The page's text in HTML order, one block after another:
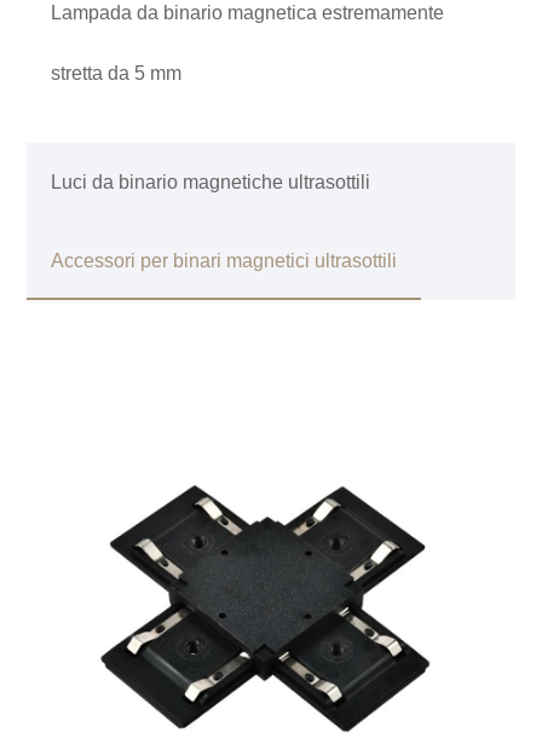
Lampada da binario magnetica estremamente
stretta da 5 mm
Luci da binario magnetiche ultrasottili
Accessori per binari magnetici ultrasottili